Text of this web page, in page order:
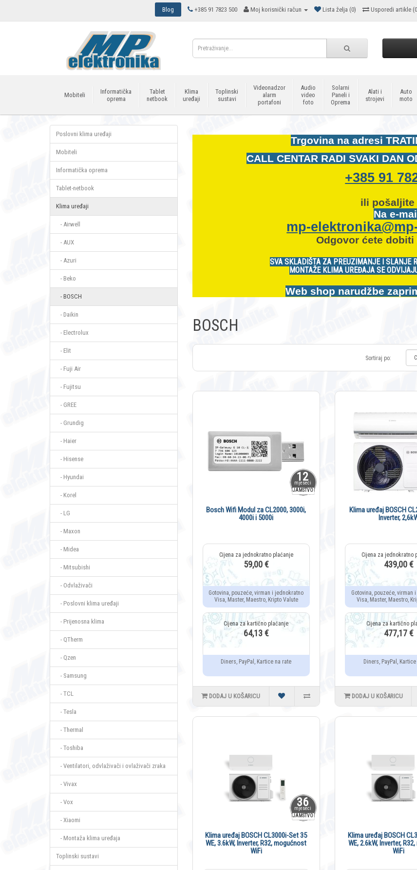
Blog +385 91 7823 500 Moj korisnički račun Lista želja (0) Usporedi artikle
Mobiteli
Informatička
oprema
Tablet
netbook
Klima
uređaji
Toplinski
sustavi
Videonadzor
alarm
portafoni
Audio
video
foto
Solarni
Paneli i
Oprema
Alati i
strojevi
Auto
moto
Poslovni klima uređaji
Mobiteli
Informatička oprema
Tablet-netbook
Klima uređaji
- Airwell
- AUX
- Azuri
- Beko
- BOSCH
- Daikin
- Electrolux
- Elit
- Fuji Air
- Fujitsu
- GREE
- Grundig
- Haier
- Hisense
- Hyundai
- Korel
- LG
- Maxon
- Midea
- Mitsubishi
- Odvlaživači
- Poslovni klima uređaji
- Prijenosna klima
- QTherm
- Qzen
- Samsung
- TCL
- Tesla
- Thermal
- Toshiba
- Ventilatori, odvlaživači i ovlaživači zraka
- Vivax
- Vox
- Xiaomi
- Montaža klima uređaja
Toplinski sustavi
Trgovina na adresi
CALL CENTAR RADI SVAKI DAN
+385 91
ili pošaljite
Na e-
mp-
Odgovor ćete dobiti
SVA SKLADIŠTA ZA PREUZIMANJE I SLANJE
MONTAŽE KLIMA UREĐAJA SE
Web shop narudžbe
BOSCH
Sortiraj po:
12
mjeseci
JAMSTVO
Bosch Wifi Modul za CL2000, 3000i,
4000i i 5000i
59,00 €
Gotovina, pouzeće, virman i jednokratno
Visa, Master, Maestro, Kripto Valute
64,13 €
Diners, PayPal, Kartice na rate
DODAJ U KOŠARICU
Klima uređaj BOSCH
Inverter,
439,00 €
Gotovina, pouzeće, virman
Visa, Master, Maestro,
477,17 €
Diners, PayPal,
DODAJ U KOŠARICU
36
mjeseci
JAMSTVO
Klima uređaj BOSCH CL3000i-Set 35
WE, 3.6kW, Inverter, R32, mogućnost
WiFi
Klima uređaj BOSCH
WE, 2.6kW, Inverter,
WiFi